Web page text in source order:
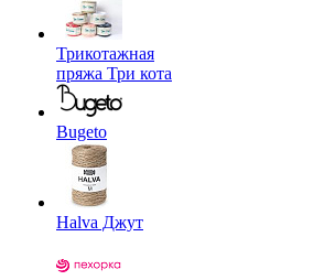
Трикотажная
пряжа Три кота
Bugeto
Halva Джут